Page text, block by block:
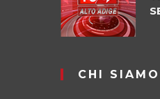
CHI SIAMO